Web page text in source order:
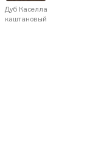
Дуб Каселла
каштановый